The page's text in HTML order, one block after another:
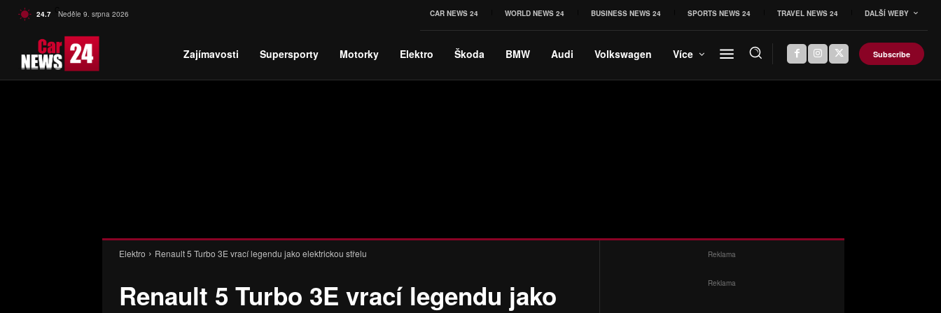
24.7 C Czech
Neděle 9. srpna 2026 CAR NEWS 24 WORLD NEWS 24 BUSINESS NEWS 24 SPORTS NEWS 24 TRAVEL NEWS 24 DALŠÍ WEBY
Zajímavosti Supersporty Motorky Elektro Škoda BMW Audi Volkswagen Více Subscribe
Elektro Renault 5 Turbo 3E vrací legendu jako elektrickou střelu
Renault 5 Turbo 3E vrací legendu jako
Reklama
Reklama